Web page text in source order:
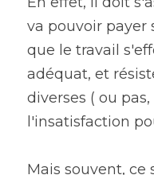
va pouvoir payer
que le travail
adéquat, et
diverses ( ou
l'insatisfaction
Mais souvent, ce